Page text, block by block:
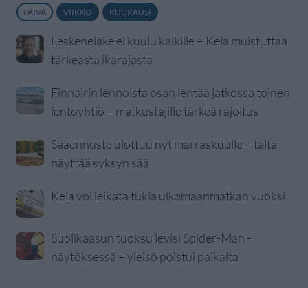
PÄIVÄ VIIKKO KUUKAUSI
Leskeneläke ei kuulu kaikille – Kela muistuttaa
tärkeästä ikärajasta
Finnairin lennoista osan lentää jatkossa toinen
lentoyhtiö – matkustajille tärkeä rajoitus
Sääennuste ulottuu nyt marraskuulle – tältä
näyttää syksyn sää
Kela voi leikata tukia ulkomaanmatkan vuoksi
Suolikaasun tuoksu levisi Spider-Man -
näytöksessä – yleisö poistui paikalta